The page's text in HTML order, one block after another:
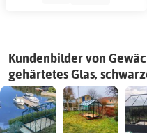
Kundenbilder von
gehärtetes Glas,